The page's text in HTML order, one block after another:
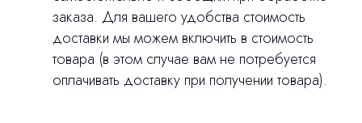
заказа. Для вашего удобства стоимость
доставки мы можем включить в стоимость
товара (в этом случае вам не потребуется
оплачивать доставку при получении товара).
Продукция
Оплата и доставка
Контакты